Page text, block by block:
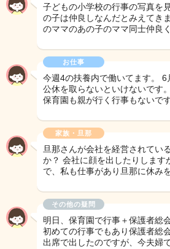
子どもの小学校の行事の写真を
の子は仲良しなんだとみえてき
のママのあの子のママ同士仲良
お仕事
今週4の扶養内で働いてます。 6
公休を取らないといけないです
保育園も親が行く行事もないで
家族・旦那
旦那さんが会社を経営されてい
か？ 会社に顔を出したりします
で、私も仕事があり旦那に休み
その他の疑問
明日、保育園で行事＋保護者総
初めての行事でもあり保護者総
出席で出したのですが、今夫婦